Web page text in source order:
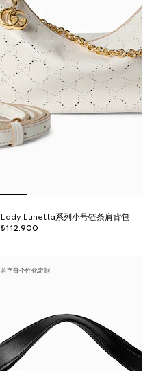
Lady Lunetta系列小号链条肩背包
₺112.900
首字母个性化定制